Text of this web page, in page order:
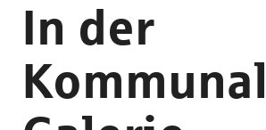
In der